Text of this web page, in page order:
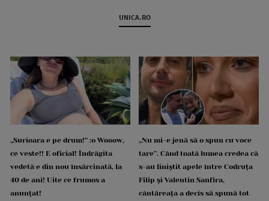
UNICA.RO
„Surioara e pe drum!” :o Wooow,
ce veste!! E oficial! Îndrăgita
vedetă e din nou însărcinată, la
40 de ani! Uite ce frumos a
anunțat!
„Nu mi-e jenă să o spun cu voce
tare”. Când toată lumea credea că
s-au liniștit apele între Codruța
Filip și Valentin Sanfira,
cântăreața a decis să spună tot